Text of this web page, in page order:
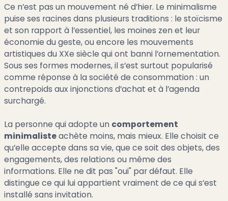
Ce n’est pas un mouvement né d’hier. Le minimalisme
puise ses racines dans plusieurs traditions : le stoïcisme
et son rapport à l’essentiel, les moines zen et leur
économie du geste, ou encore les mouvements
artistiques du XXe siècle qui ont banni l’ornementation.
Sous ses formes modernes, il s’est surtout popularisé
comme réponse à la société de consommation : un
contrepoids aux injonctions d’achat et à l’agenda
surchargé.
La personne qui adopte un comportement
minimalisteachète moins, mais mieux. Elle choisit ce
qu’elle accepte dans sa vie, que ce soit des objets, des
engagements, des relations ou même des
informations. Elle ne dit pas "oui" par défaut. Elle
distingue ce qui lui appartient vraiment de ce qui s’est
installé sans invitation.